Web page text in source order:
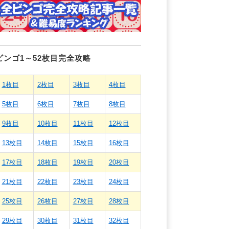
ンゴ1～52枚目完全攻略
1枚目 2枚目 3枚目 4枚目
5枚目 6枚目 7枚目 8枚目
9枚目 10枚目 11枚目 12枚目
13枚目 14枚目 15枚目 16枚目
17枚目 18枚目 19枚目 20枚目
21枚目 22枚目 23枚目 24枚目
25枚目 26枚目 27枚目 28枚目
29枚目 30枚目 31枚目 32枚目